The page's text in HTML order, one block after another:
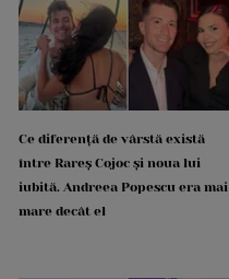
Ce diferență de vârstă există
între Rareș Cojoc și noua lui
iubită. Andreea Popescu era mai
mare decât el